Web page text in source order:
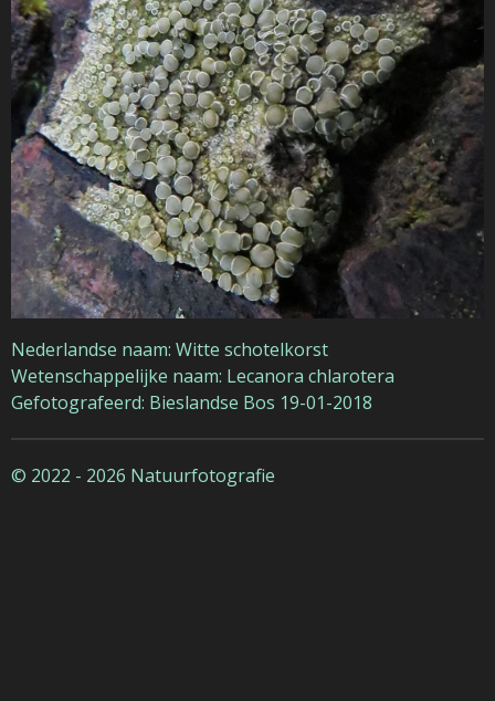
Nederlandse naam: Witte schotelkorst
Wetenschappelijke naam: Lecanora chlarotera
Gefotografeerd: Bieslandse Bos 19-01-2018
© 2022 - 2026 Natuurfotografie